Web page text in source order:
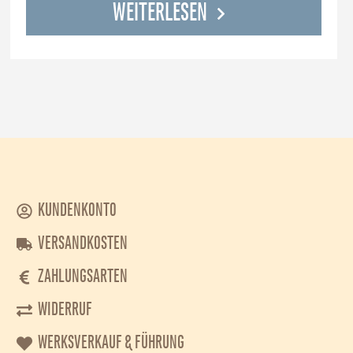
WEITERLESEN
KUNDENKONTO
VERSANDKOSTEN
ZAHLUNGSARTEN
WIDERRUF
WERKSVERKAUF & FÜHRUNG